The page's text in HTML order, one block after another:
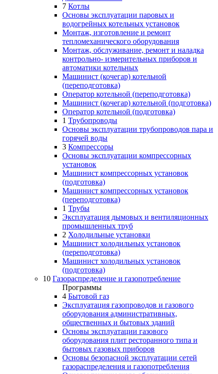
7 Котлы
Основы эксплуатации паровых и
водогрейных котельных установок
Монтаж, изготовление и ремонт
тепломеханического оборудования
Монтаж, обслуживание, ремонт и наладка
контрольно- измерительных приборов и
автоматики котельных
Машинист (кочегар) котельной
(переподготовка)
Оператор котельной (переподготовка)
Машинист (кочегар) котельной (подготовка)
Оператор котельной (подготовка)
1 Трубопроводы
Основы эксплуатации трубопроводов пара и
горячей воды
3 Компрессоры
Основы эксплуатации компрессорных
установок
Машинист компрессорных установок
(подготовка)
Машинист компрессорных установок
(переподготовка)
1 Трубы
Эксплуатация дымовых и вентиляционных
промышленных труб
2 Холодильные установки
Машинист холодильных установок
(переподготовка)
Машинист холодильных установок
(подготовка)
10 Газораспределение и газопотребление
Программы
4 Бытовой газ
Эксплуатация газопроводов и газового
оборудования административных,
общественных и бытовых зданий
Основы эксплуатации газового
оборудования плит ресторанного типа и
бытовых газовых приборов
Основы безопасной эксплуатации сетей
газораспределения и газопотребления